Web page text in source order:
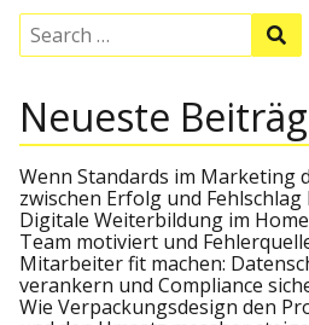
r
a
g
s
n
o
s
t
t
S
c
h
f
o
r
:
e
c
h
Neueste
Wenn Standards im Marketing
zwischen Erfolg und
Digitale Weiterbildung im
Team motiviert und
Mitarbeiter fit machen:
verankern und Compliance
Wie Verpackungsdesign den